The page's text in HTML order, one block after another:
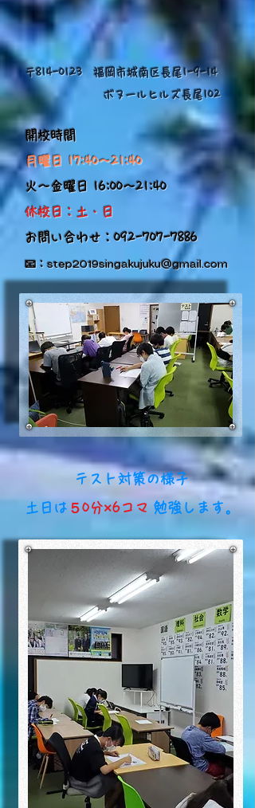
〒814-0123 福岡市城南区長尾1-9-14
ボヌールヒルズ長尾102
​開校時間
月曜日 17:40～21:40
火～金曜日 16:00～21:40
​休校日：土・日
​お問い合わせ：092-707-7886
​📧：step2019singakujuku@gmail.com
​テスト対策の様子
​土日は ５0分×6コマ勉強します。